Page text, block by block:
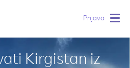
Prijava
Kirgistan iz